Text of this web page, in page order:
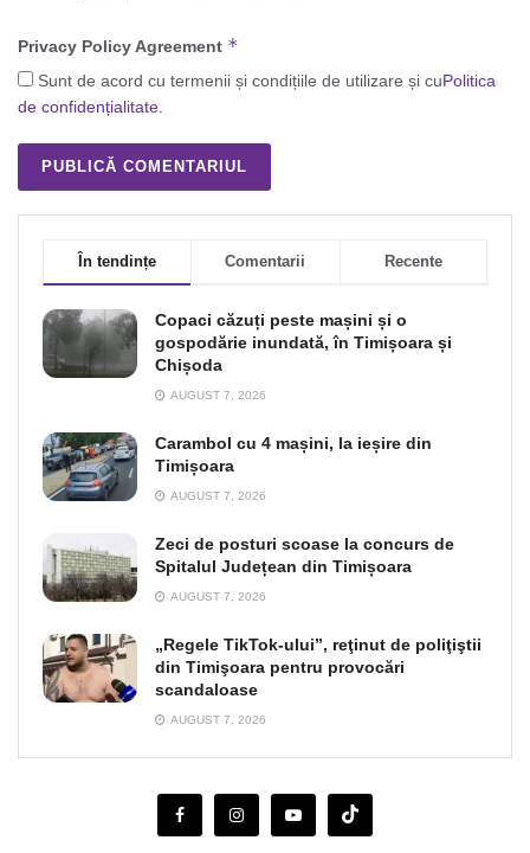
Privacy Policy Agreement *
Sunt de acord cu termenii și condițiile de utilizare și cuPolitica
de confidențialitate.
În tendințe Comentarii Recente
Copaci căzuți peste mașini și o
gospodărie inundată, în Timișoara și
Chișoda
AUGUST 7, 2026
Carambol cu 4 mașini, la ieșire din
Timișoara
AUGUST 7, 2026
Zeci de posturi scoase la concurs de
Spitalul Județean din Timișoara
AUGUST 7, 2026
„Regele TikTok-ului”, reţinut de poliţiştii
din Timişoara pentru provocări
scandaloase
AUGUST 7, 2026